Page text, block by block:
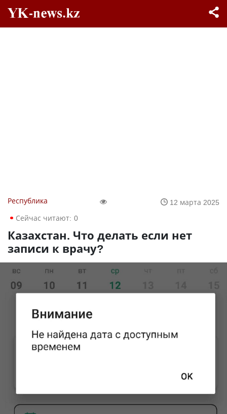
Республика
12 марта 2025
Сейчас читают: 0
Казахстан. Что делать если нет
записи к врачу?